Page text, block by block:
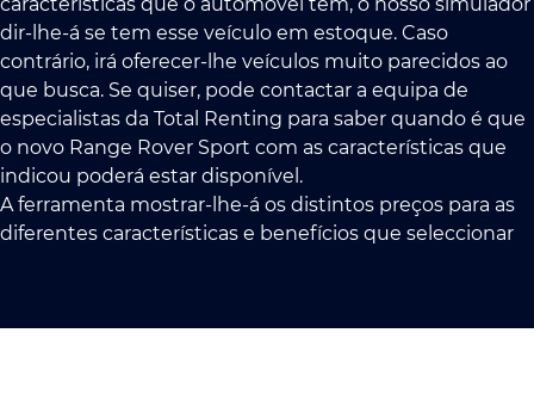
dir-lhe-á se tem esse veículo em estoque. Caso
contrário, irá oferecer-lhe veículos muito parecidos ao
que busca. Se quiser, pode contactar a equipa de
especialistas da Total Renting para saber quando é que
o novo Range Rover Sport com as características que
indicou poderá estar disponível.
A ferramenta mostrar-lhe-á os distintos preços para as
diferentes características e benefícios que seleccionar